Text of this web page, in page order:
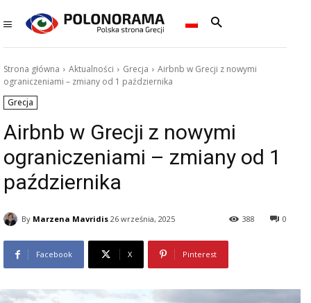
Strona główna Aktualności Grecja
Airbnb w Grecji z nowymi
ograniczeniami – zmiany od 1 października
Grecja
Airbnb w Grecji z nowymi
ograniczeniami – zmiany od 1
października
By Marzena Mavridis 26 września, 2025 0
388
Facebook X Pinterest